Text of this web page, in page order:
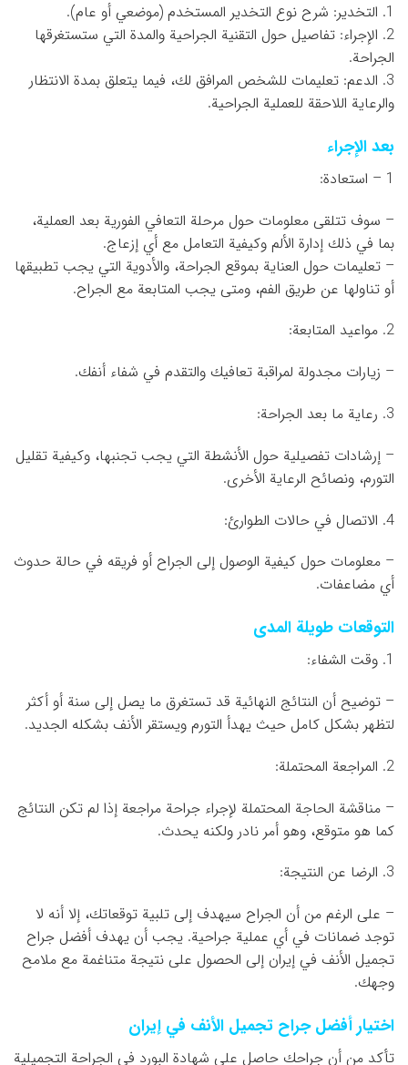
1. التخدير: شرح نوع التخدير المستخدم (موضعي أو عام).
2. الإجراء: تفاصيل حول التقنية الجراحية والمدة التي ستستغرقها
الجراحة.
3. الدعم: تعليمات للشخص المرافق لك، فيما يتعلق بمدة الانتظار
والرعاية اللاحقة للعملية الجراحية.
بعد الإجراء
1 – استعادة:
– سوف تتلقى معلومات حول مرحلة التعافي الفورية بعد العملية،
بما في ذلك إدارة الألم وكيفية التعامل مع أي إزعاج.
– تعليمات حول العناية بموقع الجراحة، والأدوية التي يجب تطبيقها
أو تناولها عن طريق الفم، ومتى يجب المتابعة مع الجراح.
2. مواعيد المتابعة:
– زيارات مجدولة لمراقبة تعافيك والتقدم في شفاء أنفك.
3. رعاية ما بعد الجراحة:
– إرشادات تفصيلية حول الأنشطة التي يجب تجنبها، وكيفية تقليل
التورم، ونصائح الرعاية الأخرى.
4. الاتصال في حالات الطوارئ:
– معلومات حول كيفية الوصول إلى الجراح أو فريقه في حالة حدوث
أي مضاعفات.
التوقعات طويلة المدى
1. وقت الشفاء:
– توضيح أن النتائج النهائية قد تستغرق ما يصل إلى سنة أو أكثر
لتظهر بشكل كامل حيث يهدأ التورم ويستقر الأنف بشكله الجديد.
2. المراجعة المحتملة:
– مناقشة الحاجة المحتملة لإجراء جراحة مراجعة إذا لم تكن النتائج
كما هو متوقع، وهو أمر نادر ولكنه يحدث.
3. الرضا عن النتيجة:
– على الرغم من أن الجراح سيهدف إلى تلبية توقعاتك، إلا أنه لا
توجد ضمانات في أي عملية جراحية. يجب أن يهدف أفضل جراح
تجميل الأنف في إيران إلى الحصول على نتيجة متناغمة مع ملامح
وجهك.
اختيار أفضل جراح تجميل الأنف في إيران
تأكد من أن جراحك حاصل على شهادة البورد في الجراحة التجميلية